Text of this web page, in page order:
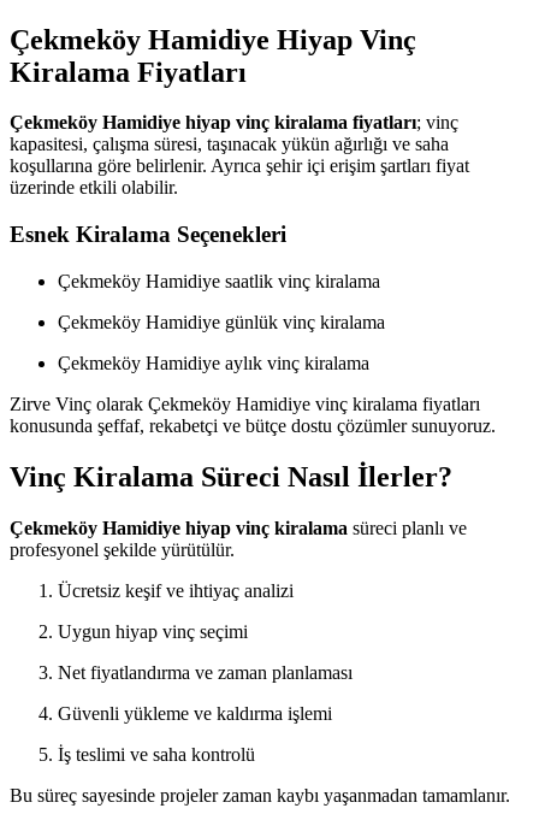
Çekmeköy Hamidiye Hiyap Vinç
Kiralama Fiyatları
Çekmeköy Hamidiye hiyap vinç kiralama fiyatları; vinç
kapasitesi, çalışma süresi, taşınacak yükün ağırlığı ve saha
koşullarına göre belirlenir. Ayrıca şehir içi erişim şartları fiyat
üzerinde etkili olabilir.
Esnek Kiralama Seçenekleri
Çekmeköy Hamidiye saatlik vinç kiralama
Çekmeköy Hamidiye günlük vinç kiralama
Çekmeköy Hamidiye aylık vinç kiralama
Zirve Vinç olarak Çekmeköy Hamidiye vinç kiralama fiyatları
konusunda şeffaf, rekabetçi ve bütçe dostu çözümler sunuyoruz.
Vinç Kiralama Süreci Nasıl İlerler?
Çekmeköy Hamidiye hiyap vinç kiralama süreci planlı ve
profesyonel şekilde yürütülür.
Ücretsiz keşif ve ihtiyaç analizi
Uygun hiyap vinç seçimi
Net fiyatlandırma ve zaman planlaması
Güvenli yükleme ve kaldırma işlemi
İş teslimi ve saha kontrolü
Bu süreç sayesinde projeler zaman kaybı yaşanmadan tamamlanır.